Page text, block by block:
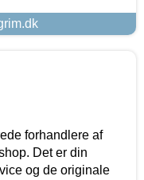
forhandlere af
Det er din
og de originale